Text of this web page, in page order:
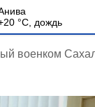
20 °С, дождь
военком